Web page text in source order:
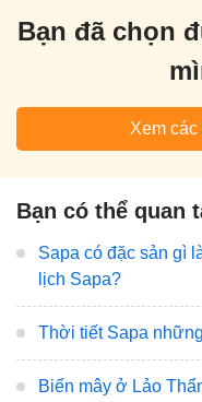
Bạn đã chọn
Xem
Bạn có thể quan
Sapa có đặc sản gì
lịch Sapa?
Thời tiết Sapa
Biển mây ở Lảo